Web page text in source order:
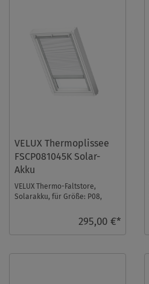
VELUX Thermoplissee
FSCP081045K Solar-
Akku
VELUX Thermo-Faltstore,
Solarakku, für Größe: P08,
homecontrol komp ...295,00 €*